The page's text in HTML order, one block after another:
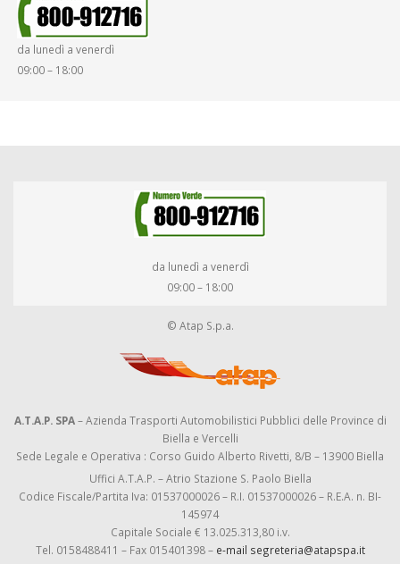
SMARRIMENTO OGGETTI
da lunedì a venerdì
09:00 – 18:00
da lunedì a venerdì
09:00 – 18:00
© Atap S.p.a.
A.T.A.P. SPA– Azienda Trasporti Automobilistici Pubblici delle Province di
Biella e Vercelli
Sede Legale e Operativa : Corso Guido Alberto Rivetti, 8/B – 13900 Biella
Uffici A.T.A.P. – Atrio Stazione S. Paolo Biella
Codice Fiscale/Partita Iva: 01537000026 – R.I. 01537000026 – R.E.A. n. BI-
145974
Capitale Sociale € 13.025.313,80 i.v.
Tel. 0158488411 – Fax 015401398 – e-mail segreteria@atapspa.it